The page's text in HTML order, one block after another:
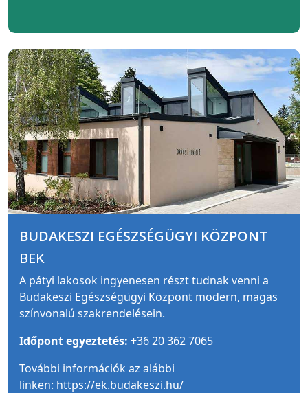
BUDAKESZI EGÉSZSÉGÜGYI KÖZPONT
BEK
A pátyi lakosok ingyenesen részt tudnak venni a
Budakeszi Egészségügyi Központ modern, magas
színvonalú szakrendelésein.
Időpont egyeztetés: +36 20 362 7065
További információk az alábbi
linken: https://ek.budakeszi.hu/